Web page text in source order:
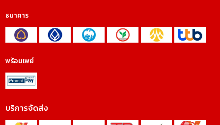
ธนาคาร
พร้อมเพย์
บริการจัดส่ง